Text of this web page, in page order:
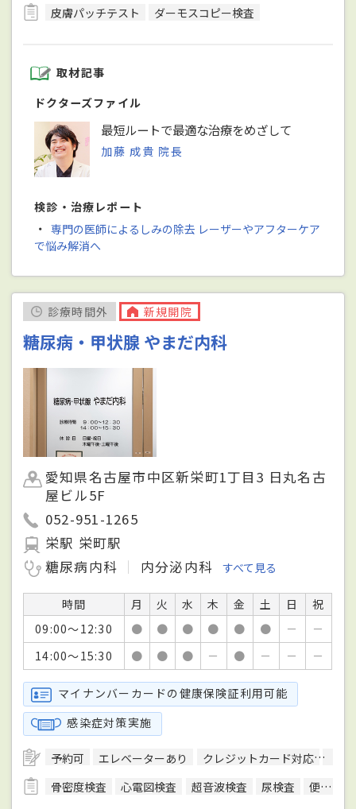
皮膚パッチテスト ダーモスコピー検査
取材記事
ドクターズファイル
最短ルートで最適な治療をめざして
加藤 成貴 院長
検診・治療レポート
・ 専門の医師によるしみの除去 レーザーやアフターケア
で悩み解消へ
診療時間外 新規開院
糖尿病・甲状腺 やまだ内科
愛知県名古屋市中区新栄町1丁目3 日丸名古
屋ビル5F
052-951-1265
栄駅 栄町駅
糖尿病内科
内分泌内科 すべて見る
時間 月 火 水 木 金 土 日
祝
09:00～12:30
● ● ● ● ● ● －
－
14:00～15:30
● ● ● － ● － － －
マイナンバーカードの健康保険証利用可能
感染症対策実施
予約可 エレベーターあり クレジットカード対応
骨密度検査
心電図検査 超音波検査 尿検査 便検査